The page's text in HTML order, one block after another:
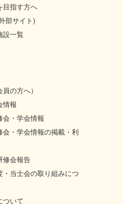
目指す方へ
部サイト)
一覧
の方へ）
情報
会・学会情報
会・学会情報の掲載・利
修会報告
・当士会の取り組みにつ
ついて